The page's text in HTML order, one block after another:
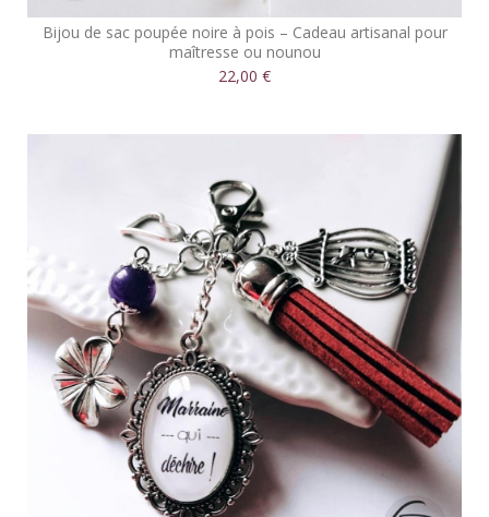
Bijou de sac poupée noire à pois – Cadeau artisanal pour
maîtresse ou nounou
22,00 €